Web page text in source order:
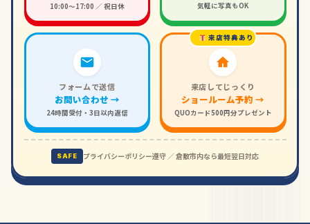
10:00〜17:00 ／ 祝日休 気軽に写真もOK
フォームで送信
お問い合わせ →
24時間受付・3日以内返信
来店特典あり
来店してじっくり
ショールーム予約 →
QUOカード500円分プレゼント
SAFE プライバシーポリシー遵守 ／ 倉敷市内なら最短翌日対応